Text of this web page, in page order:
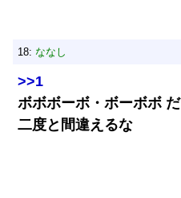
18: ななし
>>1
ボボボーボ・ボーボボ だ
二度と間違えるな